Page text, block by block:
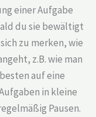
einer Aufgabe
du sie bewältigt
zu merken, wie
z.B. wie man
auf eine
in kleine
Pausen.